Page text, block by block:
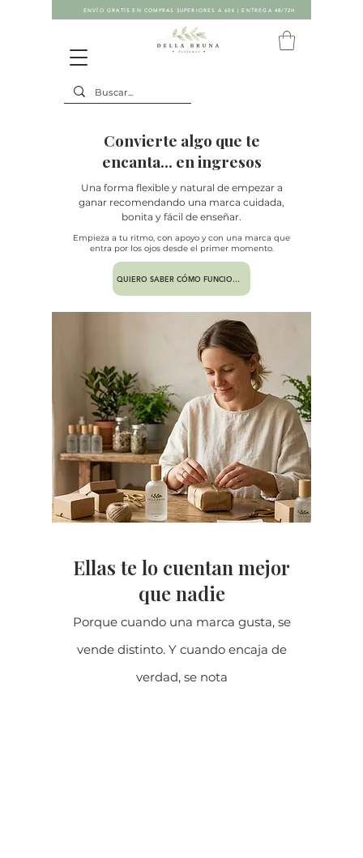
ENVÍO GRATIS EN COMPRAS SUPERIORES A 60€ | ENTREGA 48/72H
Convierte algo que te
encanta… en ingresos
Una forma flexible y natural de empezar a
ganar recomendando una marca cuidada,
bonita y fácil de enseñar.
Empieza a tu ritmo, con apoyo y con una marca que
entra por los ojos desde el primer momento.
QUIERO SABER CÓMO FUNCIONA
Ellas te lo cuentan mejor
que nadie
Porque cuando una marca gusta, se
vende distinto. Y cuando encaja de
verdad, se nota